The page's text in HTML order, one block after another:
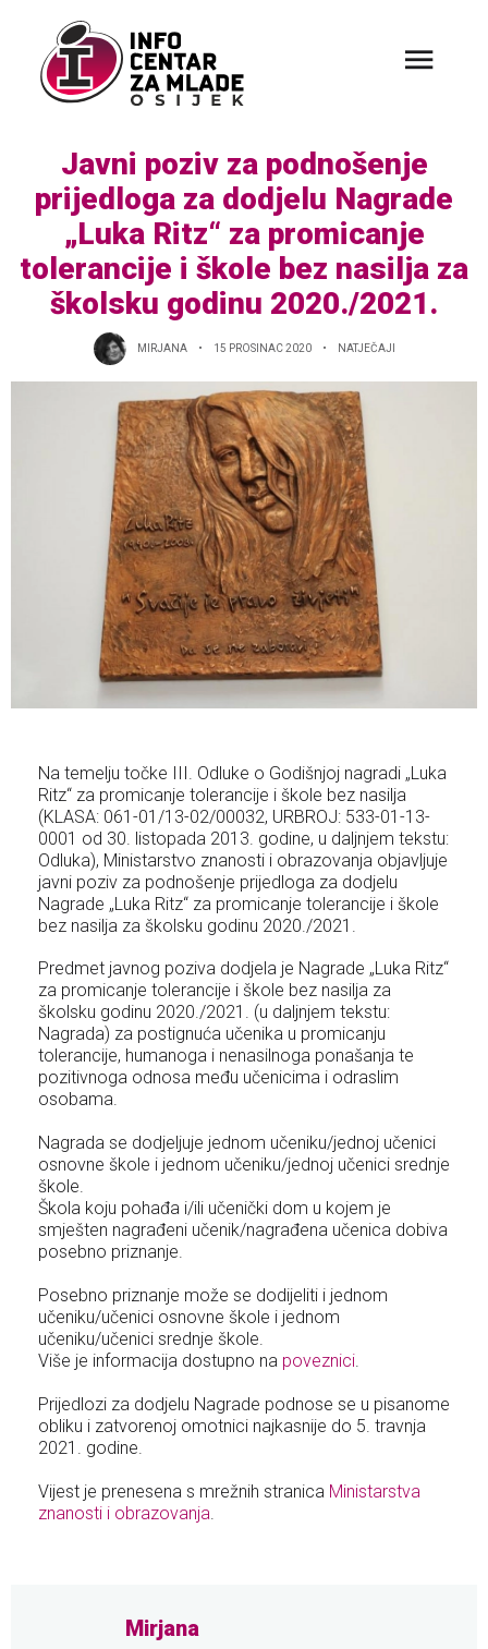
Javni poziv za podnošenje
prijedloga za dodjelu Nagrade
„Luka Ritz“ za promicanje
tolerancije i škole bez nasilja za
školsku godinu 2020./2021.
MIRJANA 15 PROSINAC 2020 NATJEČAJI
Na temelju točke III. Odluke o Godišnjoj nagradi „Luka
Ritz“ za promicanje tolerancije i škole bez nasilja
(KLASA: 061-01/13-02/00032, URBROJ: 533-01-13-
0001 od 30. listopada 2013. godine, u daljnjem tekstu:
Odluka), Ministarstvo znanosti i obrazovanja objavljuje
javni poziv za podnošenje prijedloga za dodjelu
Nagrade „Luka Ritz“ za promicanje tolerancije i škole
bez nasilja za školsku godinu 2020./2021.
Predmet javnog poziva dodjela je Nagrade „Luka Ritz“
za promicanje tolerancije i škole bez nasilja za
školsku godinu 2020./2021. (u daljnjem tekstu:
Nagrada) za postignuća učenika u promicanju
tolerancije, humanoga i nenasilnoga ponašanja te
pozitivnoga odnosa među učenicima i odraslim
osobama.
Nagrada se dodjeljuje jednom učeniku/jednoj učenici
osnovne škole i jednom učeniku/jednoj učenici srednje
škole.
Škola koju pohađa i/ili učenički dom u kojem je
smješten nagrađeni učenik/nagrađena učenica dobiva
posebno priznanje.
Posebno priznanje može se dodijeliti i jednom
učeniku/učenici osnovne škole i jednom
učeniku/učenici srednje škole.
Više je informacija dostupno na poveznici.
Prijedlozi za dodjelu Nagrade podnose se u pisanome
obliku i zatvorenoj omotnici najkasnije do 5. travnja
2021. godine.
Vijest je prenesena s mrežnih stranica Ministarstva
znanosti i obrazovanja.
Mirjana